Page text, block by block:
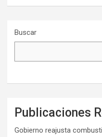
Buscar
Publicaciones
Gobierno reajusta